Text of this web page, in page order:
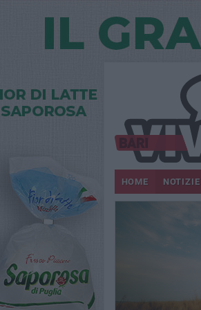
HOME NOTIZIE